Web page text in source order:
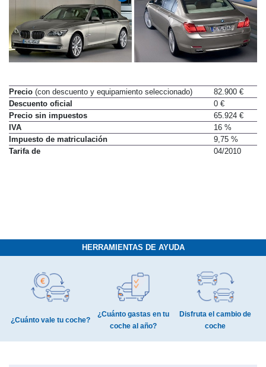
Precio (con descuento y equipamiento seleccionado)
82.900 €
Descuento oficial
0 €
Precio sin impuestos
65.924 €
IVA
16 %
Impuesto de matriculación
9,75 %
Tarifa de
04/2010
HERRAMIENTAS DE AYUDA
¿Cuánto vale tu coche?
¿Cuánto gastas en tu
coche al año?
Disfruta el cambio de
coche